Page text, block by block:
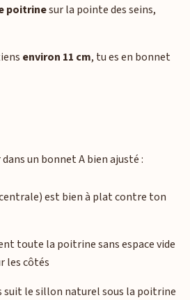
poitrinesur la pointe des seins,
environ 11 cm, tu es en bonnet
un bonnet A bien ajusté :
est bien à plat contre ton
toute la poitrine sans espace vide
les côtés
suit le sillon naturel sous la poitrine